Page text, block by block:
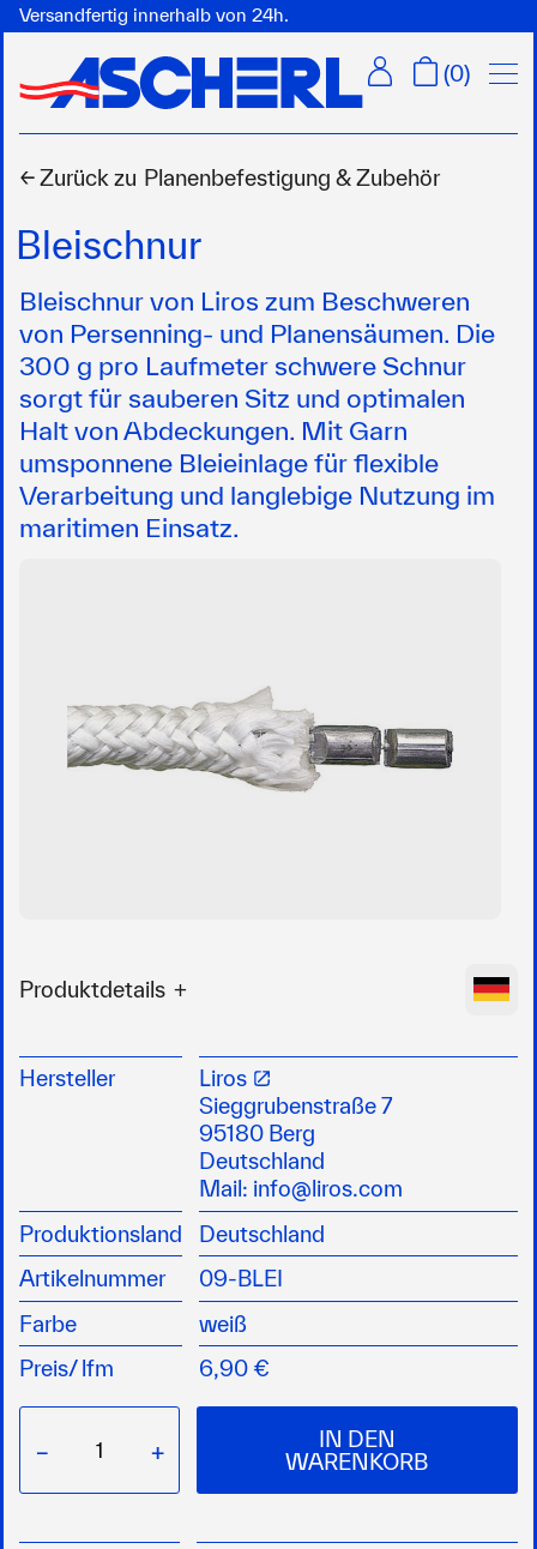
Versandfertig innerhalb von 24h.
(0)
← Zurück zu Planenbefestigung & Zubehör
Bleischnur
Bleischnur von Liros zum Beschweren
von Persenning- und Planensäumen. Die
300 g pro Laufmeter schwere Schnur
sorgt für sauberen Sitz und optimalen
Halt von Abdeckungen. Mit Garn
umsponnene Bleieinlage für flexible
Verarbeitung und langlebige Nutzung im
maritimen Einsatz.
Produktdetails
300 g/lfm
mit Garn umsponnen
Hersteller
Liros
Sieggrubenstraße 7
95180 Berg
Deutschland
Mail: info@liros.com
Produktionsland
Deutschland
Artikelnummer
09-BLEI
Farbe
weiß
Preis/lfm 6,90 €
− +
IN DEN
WARENKORB